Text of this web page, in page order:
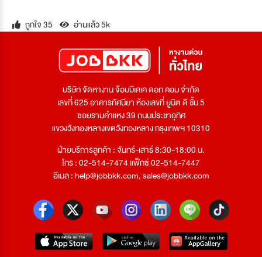
ถูกใจ 35 อ่านแล้ว 5k
บริษัท จัดหางาน จ๊อบบีเคเค ดอท คอม จำกัด
เลขที่ 625 อาคารทัศนียา ห้องเลขที่ ยูนิต ดี ชั้น 5
ซอยรามคำแหง 39 ถนนประชาอุทิศ
แขวงวังทองหลางเขตวังทองหลาง กรุงเทพฯ 10310
ฝ่ายบริการลูกค้า : จันทร์-เสาร์ 8:30-18:00 น.
โทร : 02-514-7474 แฟ็กซ์ 02-514-7447
อีเมล :help@jobbkk.com,sales@jobbkk.com